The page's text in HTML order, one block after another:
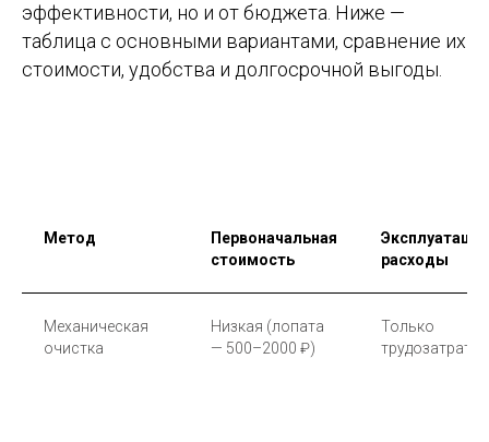
эффективности, но и от бюджета. Ниже —
таблица с основными вариантами, сравнение их
стоимости, удобства и долгосрочной выгоды.
Метод
Первоначальная
стоимость
расходы
Механическая
очистка
Низкая (лопата
— 500–2000 ₽)
Только
трудозатраты